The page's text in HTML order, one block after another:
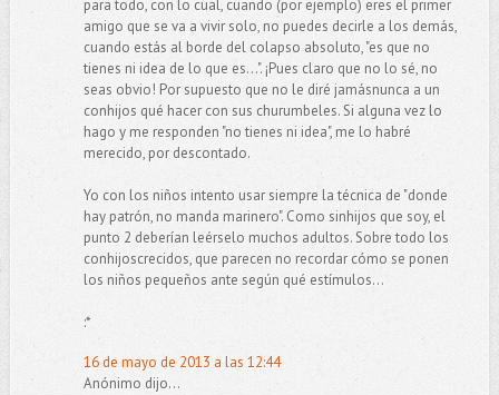
para todo, con lo cual, cuando (por ejemplo) eres el primer
amigo que se va a vivir solo, no puedes decirle a los demás,
cuando estás al borde del colapso absoluto, "es que no
tienes ni idea de lo que es...". ¡Pues claro que no lo sé, no
seas obvio! Por supuesto que no le diré jamásnunca a un
conhijos qué hacer con sus churumbeles. Si alguna vez lo
hago y me responden "no tienes ni idea", me lo habré
merecido, por descontado.
Yo con los niños intento usar siempre la técnica de "donde
hay patrón, no manda marinero". Como sinhijos que soy, el
punto 2 deberían leérselo muchos adultos. Sobre todo los
conhijoscrecidos, que parecen no recordar cómo se ponen
los niños pequeños ante según qué estímulos...
:*
16 de mayo de 2013 a las 12:44
Anónimo dijo...